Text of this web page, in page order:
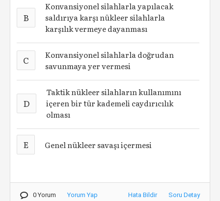
B
Konvansiyonel silahlarla yapılacak
saldırıya karşı nükleer silahlarla
karşılık vermeye dayanması
C
Konvansiyonel silahlarla doğrudan
savunmaya yer vermesi
D
Taktik nükleer silahların kullanımını
içeren bir tür kademeli caydırıcılık
olması
E Genel nükleer savaşı içermesi
0 Yorum Yorum Yap Hata Bildir Soru Detay